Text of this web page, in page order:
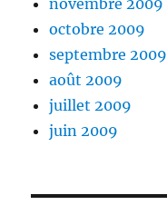
novembre 2009
octobre 2009
septembre 2009
août 2009
juillet 2009
juin 2009